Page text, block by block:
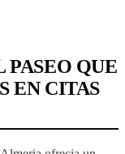
QUE
EN CITAS